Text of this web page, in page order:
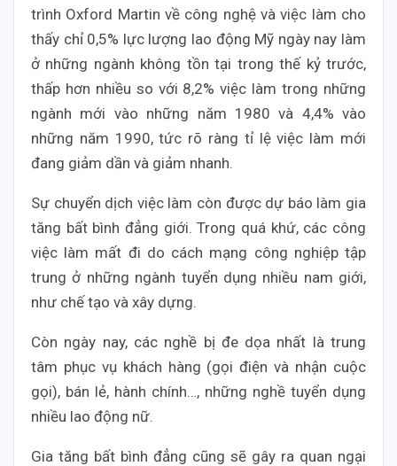
trình Oxford Martin về công nghệ và việc làm cho
thấy chỉ 0,5% lực lượng lao động Mỹ ngày nay làm
ở những ngành không tồn tại trong thế kỷ trước,
thấp hơn nhiều so với 8,2% việc làm trong những
ngành mới vào những năm 1980 và 4,4% vào
những năm 1990, tức rõ ràng tỉ lệ việc làm mới
đang giảm dần và giảm nhanh.
Sự chuyển dịch việc làm còn được dự báo làm gia
tăng bất bình đẳng giới. Trong quá khứ, các công
việc làm mất đi do cách mạng công nghiệp tập
trung ở những ngành tuyển dụng nhiều nam giới,
như chế tạo và xây dựng.
Còn ngày nay, các nghề bị đe dọa nhất là trung
tâm phục vụ khách hàng (gọi điện và nhận cuộc
gọi), bán lẻ, hành chính…, những nghề tuyển dụng
nhiều lao động nữ.
Gia tăng bất bình đẳng cũng sẽ gây ra quan ngại